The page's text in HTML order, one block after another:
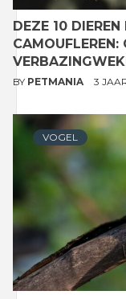
DEZE 10
CAMOUFLEREN:
BY PETMANIA 3
VOGEL